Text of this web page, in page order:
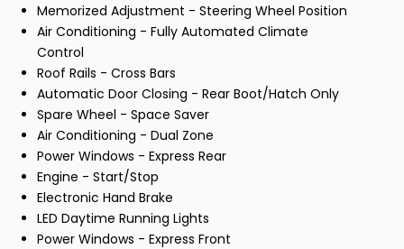
Memorized Adjustment - Steering Wheel Position
Air Conditioning - Fully Automated Climate
Control
Roof Rails - Cross Bars
Automatic Door Closing - Rear Boot/Hatch Only
Spare Wheel - Space Saver
Air Conditioning - Dual Zone
Power Windows - Express Rear
Engine - Start/Stop
Electronic Hand Brake
LED Daytime Running Lights
Power Windows - Express Front